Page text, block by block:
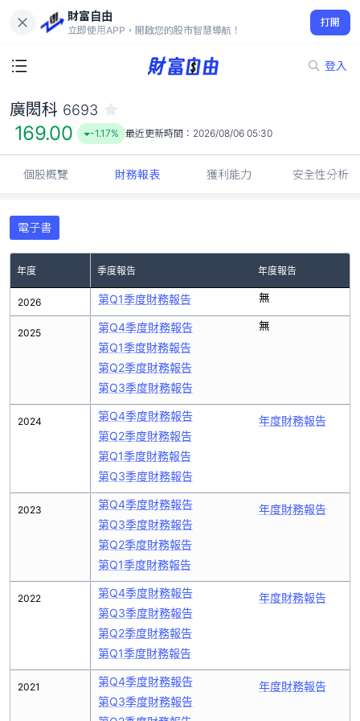
財富自由
立即使用APP，開啟您的股市智慧導航！
打開
登入
169.00
-1.17%
廣閎科 6693
169.00 -1.17% 最近更新時間： 2026/08/06 05:30
個股概覽 財務報表 獲利能力 安全性分析
電子書
年度 季度報告 年度報告
2026
2025
2024
2023
2022
2021
第Q1季度財務報告 無
第Q4季度財務報告
第Q1季度財務報告
第Q2季度財務報告
第Q3季度財務報告
無
第Q4季度財務報告
第Q2季度財務報告
第Q1季度財務報告
第Q3季度財務報告
年度財務報告
第Q4季度財務報告
第Q3季度財務報告
第Q2季度財務報告
第Q1季度財務報告
年度財務報告
第Q4季度財務報告
第Q3季度財務報告
第Q2季度財務報告
第Q1季度財務報告
年度財務報告
第Q4季度財務報告
第Q3季度財務報告
年度財務報告